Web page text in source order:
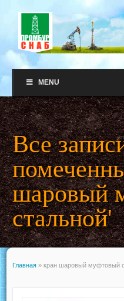
MENU
Все
шаровый
стальной'
Главная » кран шаровый муфтовый